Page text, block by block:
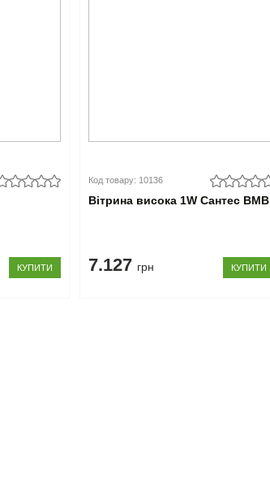
КУПИТИ
Код товару: 10136
Вітрина висока 1W Сантес ВМВ
7.127 грн КУПИТИ